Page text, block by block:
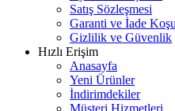
Satış Sözleşmesi
Garanti ve İade
Gizlilik ve Güvenlik
Hızlı Erişim
Anasayfa
Yeni Ürünler
İndirimdekiler
Müşteri Hizmetleri